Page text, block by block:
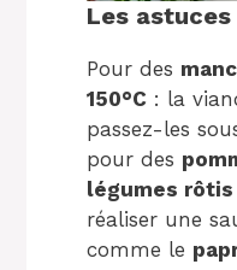
Les
Pour des
150°C : la
passez-les
pour des
légumes rôtis
réaliser une
comme le